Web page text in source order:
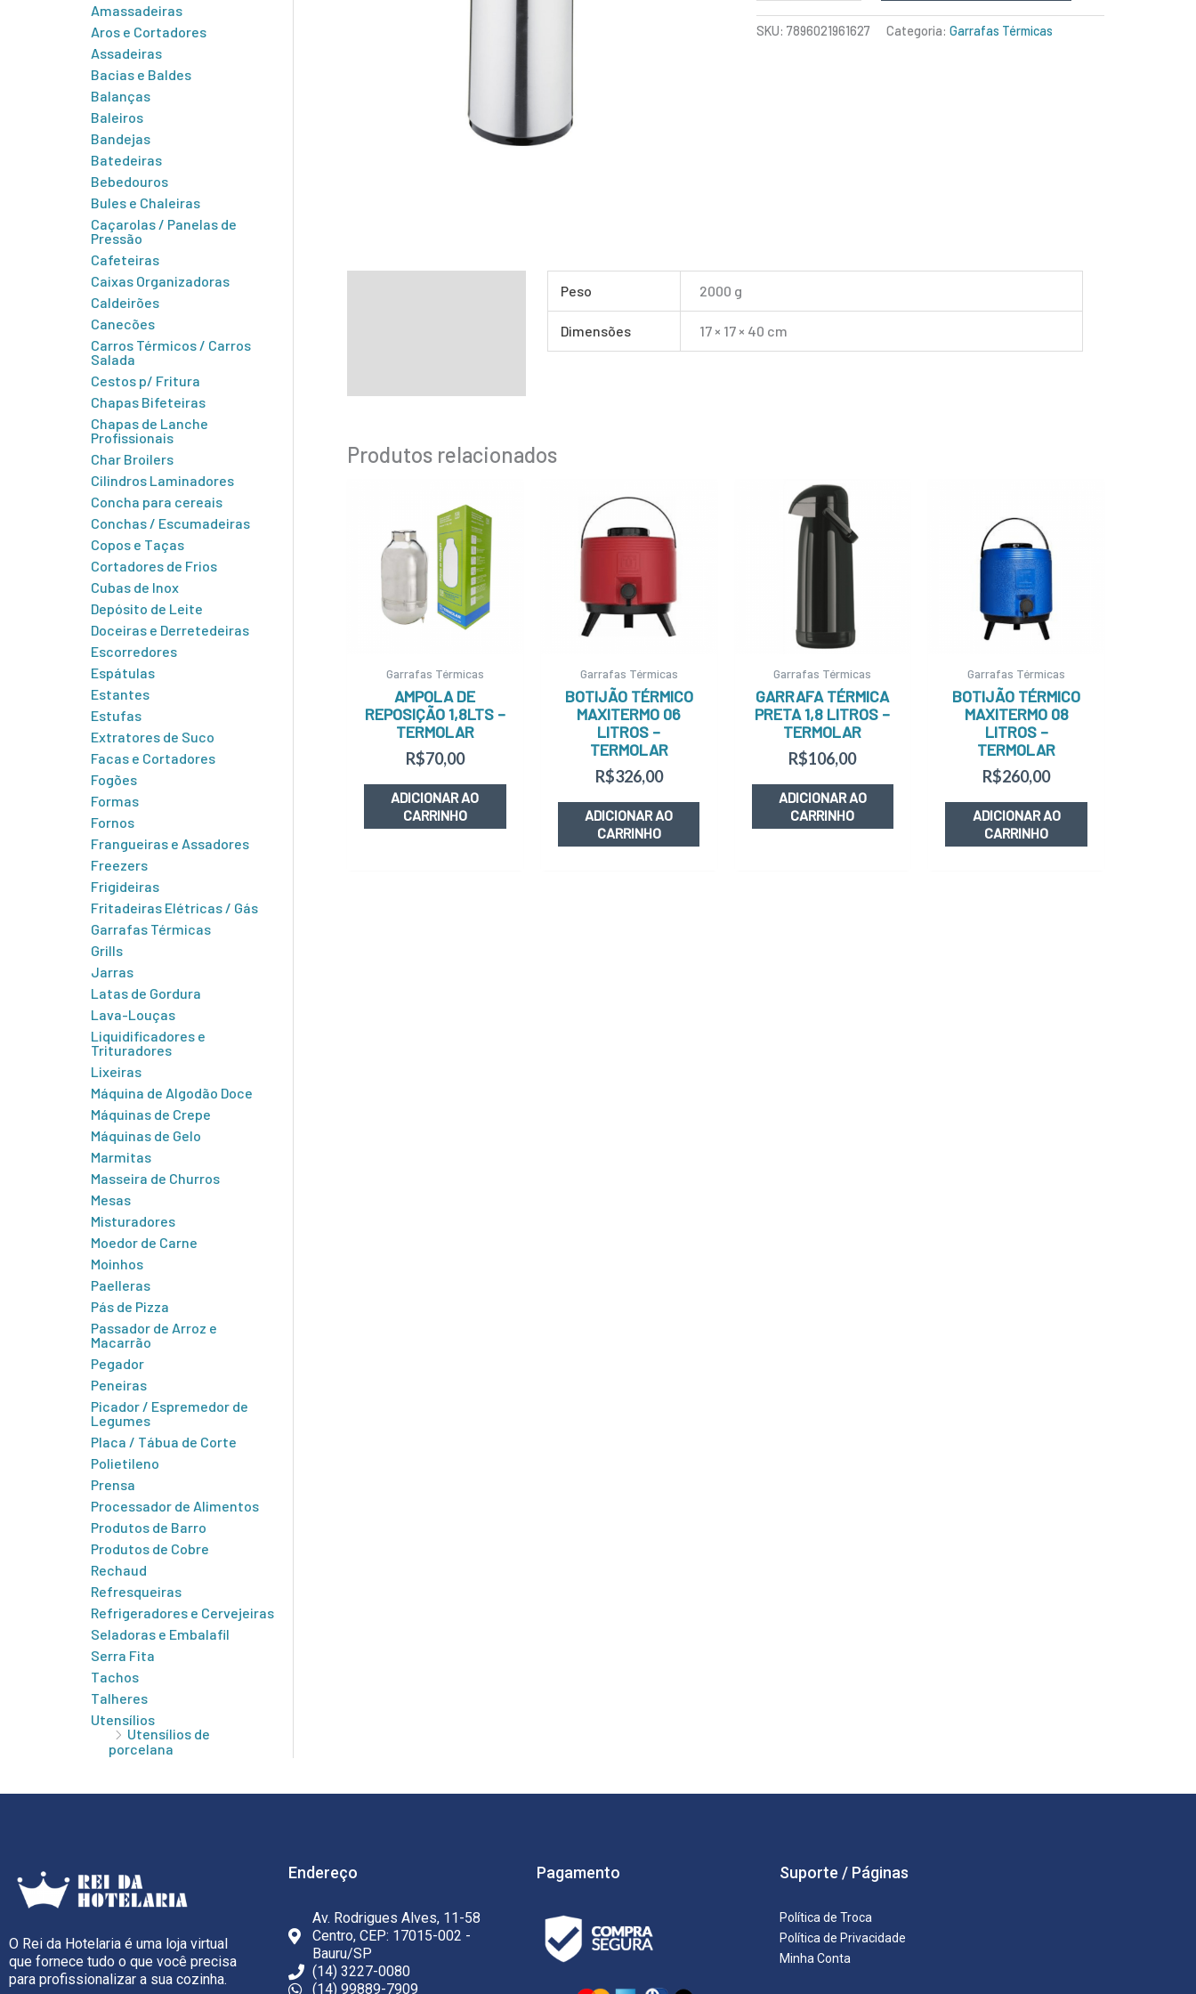
Amassadeiras
Aros e Cortadores
Assadeiras
Bacias e Baldes
Balanças
Baleiros
Bandejas
Batedeiras
Bebedouros
Bules e Chaleiras
Caçarolas / Panelas de
Pressão
Cafeteiras
Caixas Organizadoras
Caldeirões
Canecões
Carros Térmicos / Carros
Salada
Cestos p/ Fritura
Chapas Bifeteiras
Chapas de Lanche
Profissionais
Char Broilers
Cilindros Laminadores
Concha para cereais
Conchas / Escumadeiras
Copos e Taças
Cortadores de Frios
Cubas de Inox
Depósito de Leite
Doceiras e Derretedeiras
Escorredores
Espátulas
Estantes
Estufas
Extratores de Suco
Facas e Cortadores
Fogões
Formas
Fornos
Frangueiras e Assadores
Freezers
Frigideiras
Fritadeiras Elétricas / Gás
Garrafas Térmicas
Grills
Jarras
Latas de Gordura
Lava-Louças
Liquidificadores e
Trituradores
Lixeiras
Máquina de Algodão Doce
Máquinas de Crepe
Máquinas de Gelo
Marmitas
Masseira de Churros
Mesas
Misturadores
Moedor de Carne
Moinhos
Paelleras
Pás de Pizza
Passador de Arroz e
Macarrão
Pegador
Peneiras
Picador / Espremedor de
Legumes
Placa / Tábua de Corte
Polietileno
Prensa
Processador de Alimentos
Produtos de Barro
Produtos de Cobre
Rechaud
Refresqueiras
Refrigeradores e Cervejeiras
Seladoras e Embalafil
Serra Fita
Tachos
Talheres
Utensílios
Utensílios de
porcelana
SKU: 7896021961627 Categoria: Garrafas Térmicas
Peso 2000 g
Dimensões 17 × 17 × 40 cm
Produtos relacionados
Garrafas Térmicas
AMPOLA DE
REPOSIÇÃO 1,8LTS –
TERMOLAR
R$70,00
ADICIONAR AO
CARRINHO
Garrafas Térmicas
BOTIJÃO TÉRMICO
MAXITERMO 06
LITROS –
TERMOLAR
R$326,00
ADICIONAR AO
CARRINHO
Garrafas Térmicas
GARRAFA TÉRMICA
PRETA 1,8 LITROS –
TERMOLAR
R$106,00
ADICIONAR AO
CARRINHO
Garrafas Térmicas
BOTIJÃO TÉRMICO
MAXITERMO 08
LITROS –
TERMOLAR
R$260,00
ADICIONAR AO
CARRINHO
O Rei da Hotelaria é uma loja virtual
que fornece tudo o que você precisa
para profissionalizar a sua cozinha.
Endereço
Av. Rodrigues Alves, 11-58
Centro, CEP: 17015-002 -
Bauru/SP
(14) 3227-0080
(14) 99889-7909
Pagamento Suporte / Páginas
Política de Troca
Política de Privacidade
Minha Conta